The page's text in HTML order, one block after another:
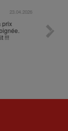
23.04.2026
!!!